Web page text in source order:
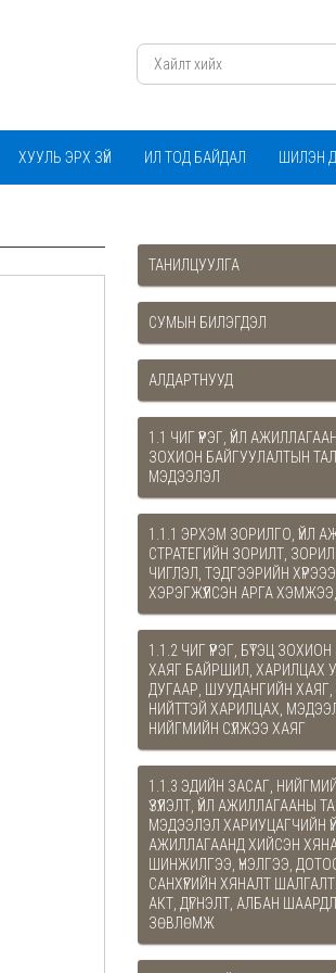
ХУУЛЬ ЭРХ ЗҮЙ ИЛ ТОД БАЙДАЛ ШИЛЭН
ТАНИЛЦУУЛГА
СУМЫН БИЛЭГДЭЛ
АЛДАРТНУУД
1.1 ЧИГ ҮҮРЭГ, ҮЙЛ
ЗОХИОН БАЙГУУЛАЛТЫН
МЭДЭЭЛЭЛ
1.1.1 ЭРХЭМ ЗОРИЛГО, ҮЙЛ
СТРАТЕГИЙН ЗОРИЛТ,
ЧИГЛЭЛ, ТЭДГЭЭРИЙН
ХЭРЭГЖҮҮЛСЭН АРГА ХЭМЖЭЭ,
1.1.2 ЧИГ ҮҮРЭГ, БҮТЭЦ
ХАЯГ БАЙРШИЛ, ХАРИЛЦАХ
ДУГААР, ШУУДАНГИЙН
НИЙТТЭЙ ХАРИЛЦАХ,
НИЙГМИЙН СҮЛЖЭЭ ХАЯГ
1.1.3 ЭДИЙН ЗАСАГ,
ҮЗҮҮЛЭЛТ, ҮЙЛ АЖИЛЛАГААНЫ
МЭДЭЭЛЭЛ ХАРИУЦАГЧИЙН
АЖИЛЛАГААНД ХИЙСЭН
ШИНЖИЛГЭЭ, ҮНЭЛГЭЭ,
САНХҮҮГИЙН ХЯНАЛТ
АКТ, ДҮГНЭЛТ, АЛБАН
ЗӨВЛӨМЖ